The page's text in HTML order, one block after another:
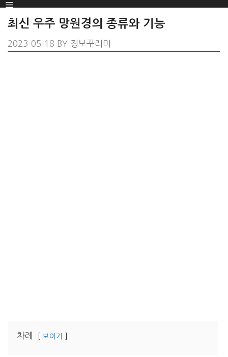
SKIP
TO
Menu
최신 우주 망원경의 종류와 기능
2023-05-18 BY 정보꾸러미
차례 보이기